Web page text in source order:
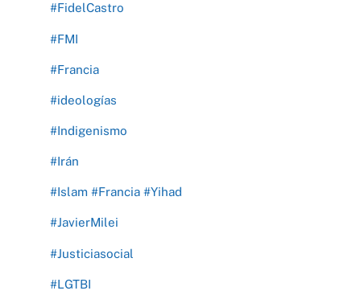
#FidelCastro
#FMI
#Francia
#ideologías
#Indigenismo
#Irán
#Islam #Francia #Yihad
#JavierMilei
#Justiciasocial
#LGTBI